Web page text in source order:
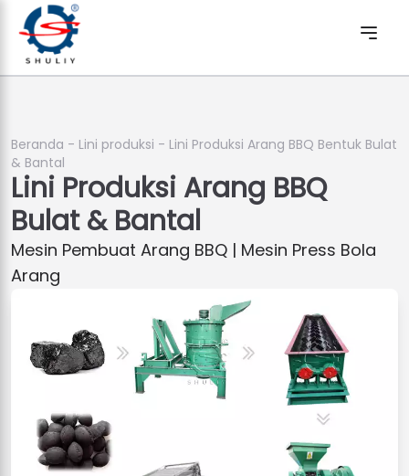
Beranda - Lini produksi - Lini Produksi Arang BBQ Bentuk Bulat
& Bantal
Lini Produksi Arang BBQ
Bulat & Bantal
Mesin Pembuat Arang BBQ | Mesin Press Bola
Arang